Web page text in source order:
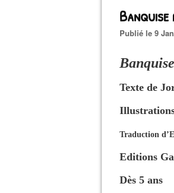
Publié le 9
Texte de
Traduction
Editions
Dès 5 ans